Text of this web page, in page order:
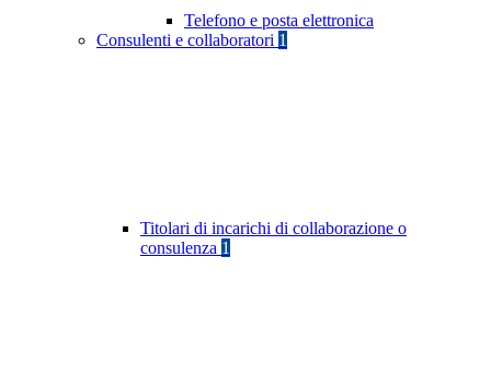
Telefono e posta elettronica
Consulenti e collaboratori 1
Titolari di incarichi di collaborazione o
consulenza 1